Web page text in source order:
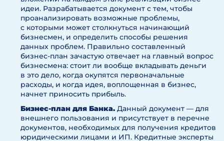
идеи. Разрабатывается документ с тем, чтобы
проанализировать возможные проблемы,
с которыми может столкнуться начинающий
бизнесмен, и определить способы решения
данных проблем. Правильно составленный
бизнес-план зачастую отвечает на главный вопрос
бизнесмена: стоит ли вообще вкладывать деньги
в это дело, когда окупятся первоначальные
расходы, и когда идея, воплощенная в бизнес,
начнет приносить прибыль.
Бизнес-план для Банка. Данный документ — для
внешнего пользования и присутствует в перечне
документов, необходимых для получения кредитов
юридическими лицами и ИП. Кредитные эксперты